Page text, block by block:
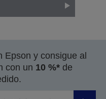
Epson y consigue al
con un 10 %* de